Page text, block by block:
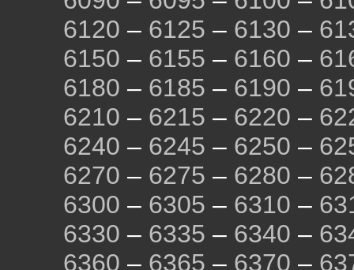
6120 – 6125 – 6130 –
6150 – 6155 – 6160 –
6180 – 6185 – 6190 –
6210 – 6215 – 6220 –
6240 – 6245 – 6250 –
6270 – 6275 – 6280 –
6300 – 6305 – 6310 –
6330 – 6335 – 6340 –
6360 – 6365 – 6370 –